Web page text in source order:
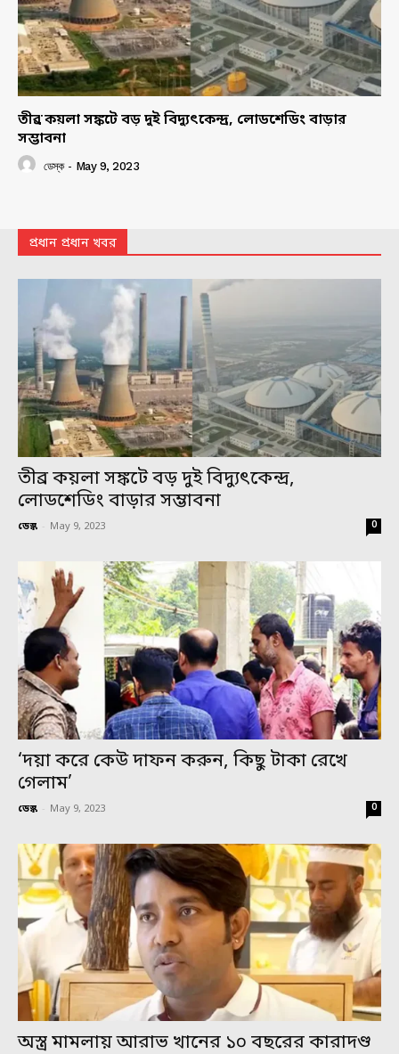
তীব্র কয়লা সঙ্কটে বড় দুই বিদ্যুৎকেন্দ্র, লোডশেডিং বাড়ার
সম্ভাবনা
ডেস্ক - May 9, 2023
প্রধান প্রধান খবর
তীব্র কয়লা সঙ্কটে বড় দুই বিদ্যুৎকেন্দ্র,
লোডশেডিং বাড়ার সম্ভাবনা
ডেস্ক - May 9, 2023 0
‘দয়া করে কেউ দাফন করুন, কিছু টাকা রেখে
গেলাম’
ডেস্ক - May 9, 2023 0
অস্ত্র মামলায় আরাভ খানের ১০ বছরের কারাদণ্ড